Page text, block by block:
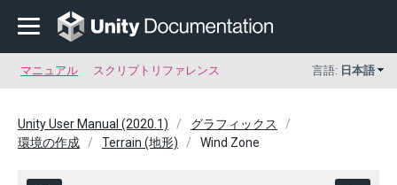
マニュアル スクリプトリファレンス 言語: 日本語
Unity User Manual (2020.1)
グラフィックス
環境の作成
Terrain (地形) Wind Zone